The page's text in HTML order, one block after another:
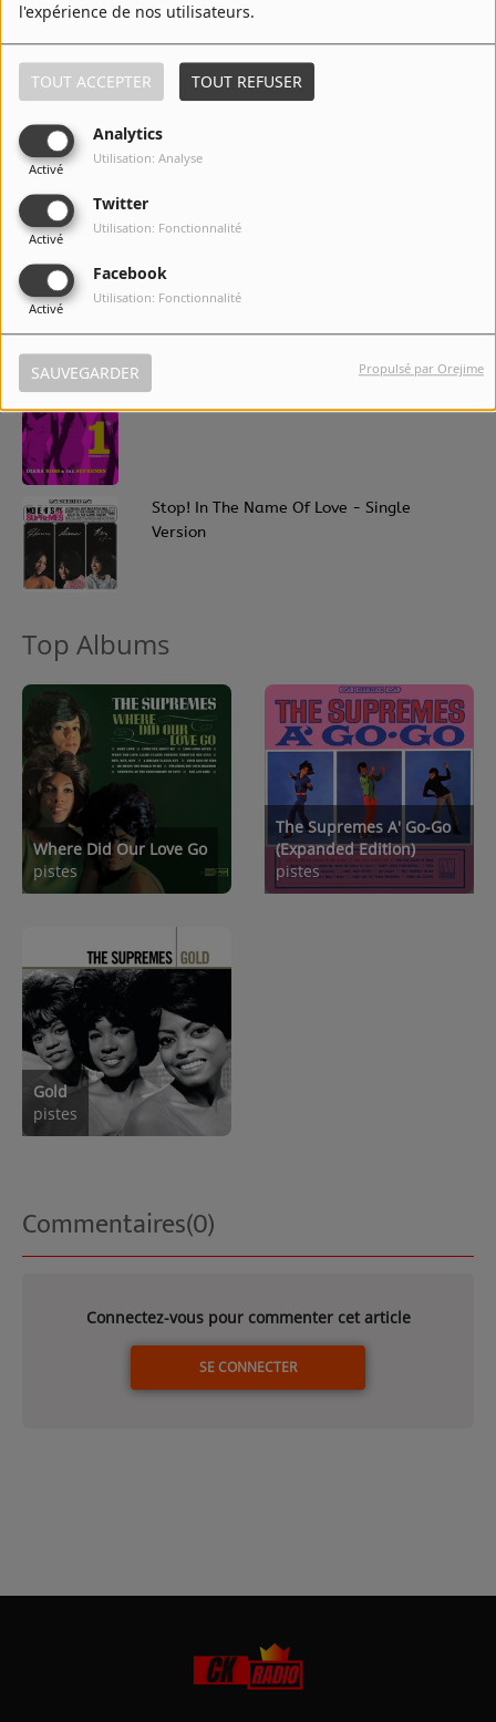
l'expérience de nos utilisateurs.
TOUT ACCEPTER TOUT REFUSER
Analytics
Activé
Utilisation: Analyse
Twitter
Activé
Utilisation: Fonctionnalité
Facebook
Activé
Utilisation: Fonctionnalité
SAUVEGARDER Propulsé par Orejime
6 Come See About Me
8 The Happening
10
Stop! In The Name Of Love - Single
Version
Top Albums
Where Did Our Love Go
pistes
The Supremes A' Go-Go
(Expanded Edition)
pistes
Gold
pistes
Commentaires(0)
Connectez-vous pour commenter cet article
SE CONNECTER